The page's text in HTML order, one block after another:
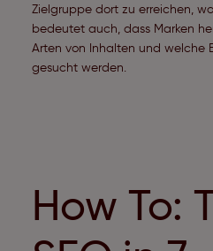
Zielgruppe dort zu erreichen,
bedeutet auch, dass Marken
Arten von Inhalten und welche
gesucht werden.
How To: